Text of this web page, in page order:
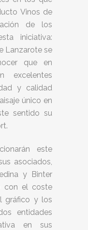
Vinos de
de los
iniciativa:
Lanzarote se
que en
excelentes
y calidad
único en
sentido su
este
asociados,
y Binter
con el coste
gráfico y los
entidades
en sus